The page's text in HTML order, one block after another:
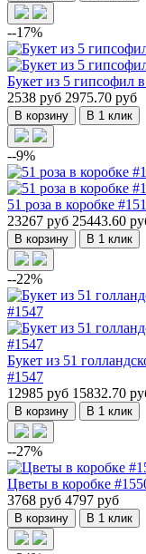
--17%
Букет из 5 гипсофил
2538 руб 2975.70 руб
В корзину В 1 клик
--9%
51 роза в коробке
23267 руб 25443.60
В корзину В 1 клик
--22%
Букет из 51
#1547
12985 руб 15832.70
В корзину В 1 клик
--27%
Цветы в коробке
3768 руб 4797 руб
В корзину В 1 клик